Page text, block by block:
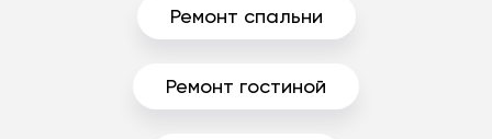
Ремонт спальни
Ремонт гостиной